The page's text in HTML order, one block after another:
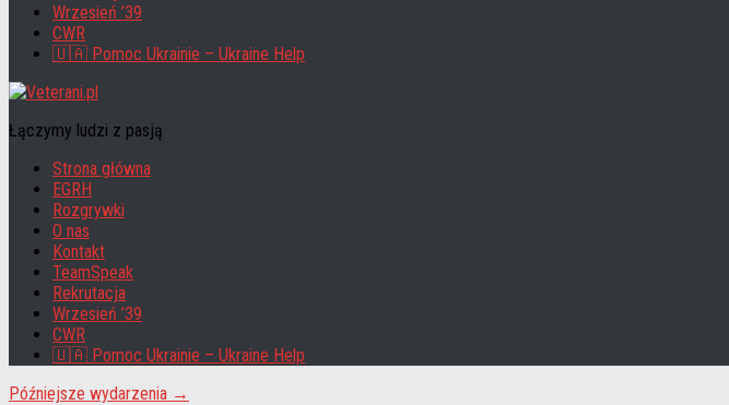
Wrzesień ’39
CWR
🇺🇦 Pomoc Ukrainie – Ukraine Help
Łączymy ludzi z pasją
Strona główna
EGRH
Rozgrywki
O nas
Kontakt
TeamSpeak
Rekrutacja
Wrzesień ’39
CWR
🇺🇦 Pomoc Ukrainie – Ukraine Help
Późniejsze wydarzenia →